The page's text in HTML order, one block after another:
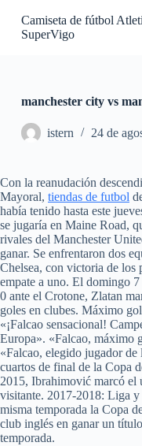
S
e
n
i
d
o
Camiseta de fútbol
SuperVigo
manchester city vs
istern 24 de
Con la reanudación
Mayoral, tiendas de futbol
había tenido hasta este
se jugaría en Maine Road,
rivales del Manchester
ganar. Se enfrentaron dos
Chelsea, con victoria de los
empate a uno. El domingo
0 ante el Crotone, Zlatan
goles en clubes. Máximo
«¡Falcao sensacional!
Europa». «Falcao, máximo
«Falcao, elegido jugador
cuartos de final de la Copa
2015, Ibrahimović marcó el
visitante. 2017-2018: Liga
misma temporada la Copa
club inglés en ganar un
temporada.